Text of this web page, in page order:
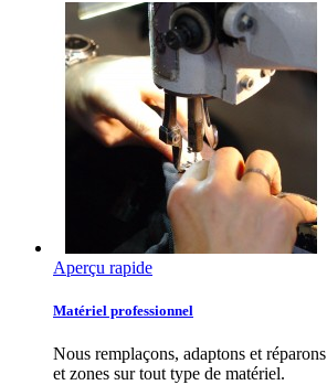
Aperçu rapide
Matériel professionnel
Nous remplaçons, adaptons et
et zones sur tout type de matériel.